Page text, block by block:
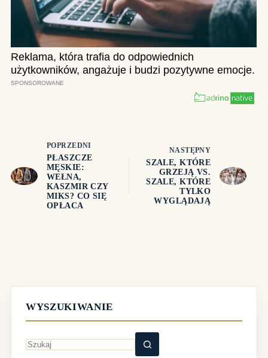
POPRZEDNI
PŁASZCZE
MĘSKIE:
WEŁNA,
KASZMIR CZY
MIKS? CO SIĘ
OPŁACA
NASTĘPNY
SZALE, KTÓRE
GRZEJĄ VS.
SZALE, KTÓRE
TYLKO
WYGLĄDAJĄ
WYSZUKIWANIE